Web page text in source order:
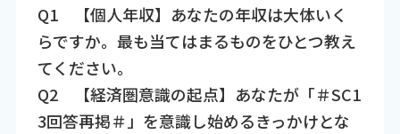
Q1 【個人年収】あなたの年収は大体いく
らですか。最も当てはまるものをひとつ教え
てください。
Q2 【経済圏意識の起点】あなたが「＃SC1
3回答再掲＃」を意識し始めるきっかけとな